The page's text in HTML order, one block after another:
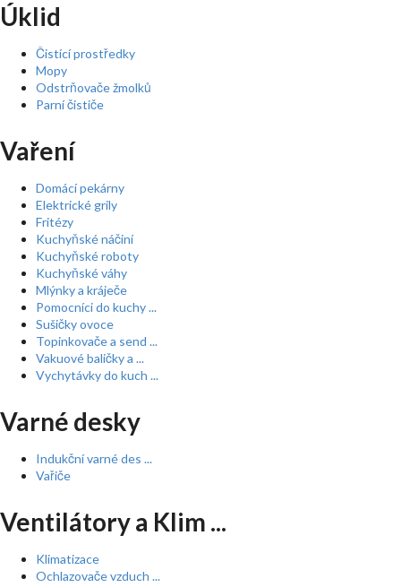
Úklid
Čistící prostředky
Mopy
Odstrňovače žmolků
Parní čističe
Vaření
Domácí pekárny
Elektrické grily
Fritézy
Kuchyňské náčiní
Kuchyňské roboty
Kuchyňské váhy
Mlýnky a kráječe
Pomocníci do kuchy ...
Sušičky ovoce
Topinkovače a send ...
Vakuové baličky a ...
Vychytávky do kuch ...
Varné desky
Indukční varné des ...
Vařiče
Ventilátory a Klim ...
Klimatizace
Ochlazovače vzduch ...